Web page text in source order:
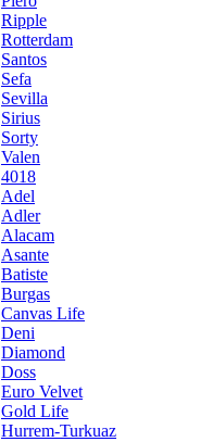
Ripple
Rotterdam
Santos
Sefa
Sevilla
Sirius
Sorty
Valen
4018
Adel
Adler
Alacam
Asante
Batiste
Burgas
Canvas Life
Deni
Diamond
Doss
Euro Velvet
Gold Life
Hurrem-Turkuaz